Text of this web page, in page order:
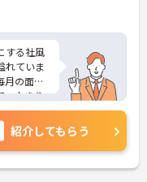
する社風
れていま
月の面談
一人きり
全性が高
。
せる
初任者研
場での実
紹介してもらう